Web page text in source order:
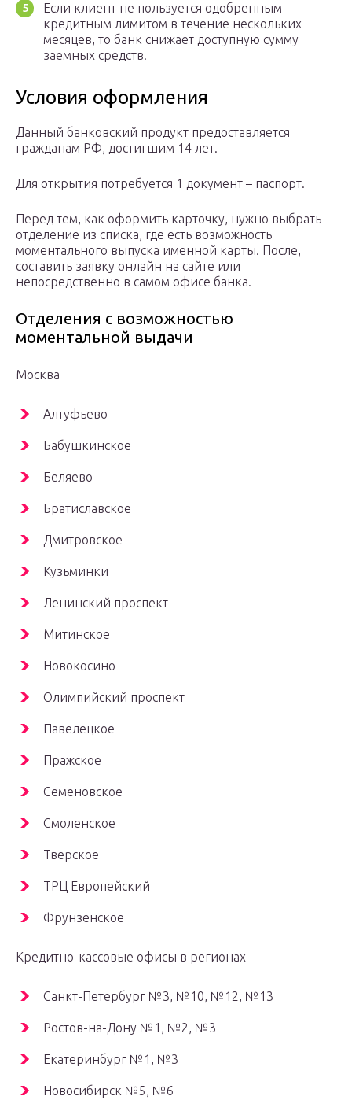
Если клиент не пользуется одобренным
кредитным лимитом в течение нескольких
месяцев, то банк снижает доступную сумму
заемных средств.
Условия оформления
Данный банковский продукт предоставляется
гражданам РФ, достигшим 14 лет.
Для открытия потребуется 1 документ – паспорт.
Перед тем, как оформить карточку, нужно выбрать
отделение из списка, где есть возможность
моментального выпуска именной карты. После,
составить заявку онлайн на сайте или
непосредственно в самом офисе банка.
Отделения с возможностью
моментальной выдачи
Москва
Алтуфьево
Бабушкинское
Беляево
Братиславское
Дмитровское
Кузьминки
Ленинский проспект
Митинское
Новокосино
Олимпийский проспект
Павелецкое
Пражское
Семеновское
Смоленское
Тверское
ТРЦ Европейский
Фрунзенское
Кредитно-кассовые офисы в регионах
Санкт-Петербург №3, №10, №12, №13
Ростов-на-Дону №1, №2, №3
Екатеринбург №1, №3
Новосибирск №5, №6